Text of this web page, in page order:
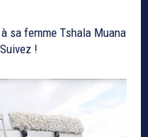
sa femme Tshala Muana
!